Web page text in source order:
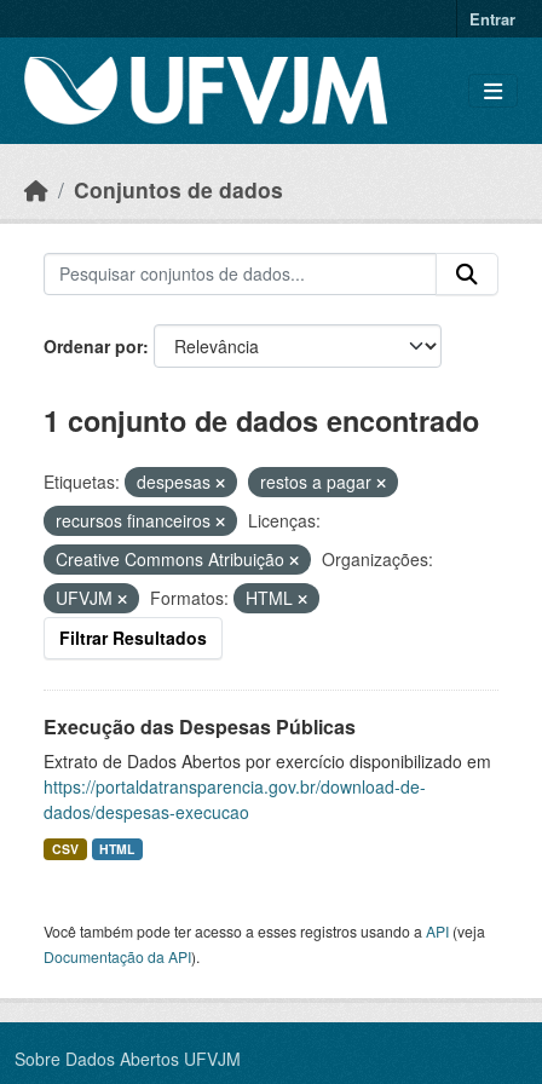
Entrar
Conjuntos de dados
Ordenar por
1 conjunto de dados encontrado
Etiquetas: despesas
restos a pagar
recursos financeiros
Licenças:
Creative Commons Atribuição
Organizações:
UFVJM
Formatos:
HTML
Filtrar Resultados
Execução das Despesas Públicas
Extrato de Dados Abertos por exercício disponibilizado em
https://portaldatransparencia.gov.br/download-de-
dados/despesas-execucao
CSV HTML
Você também pode ter acesso a esses registros usando a API (veja
Documentação da API).
Sobre Dados Abertos UFVJM